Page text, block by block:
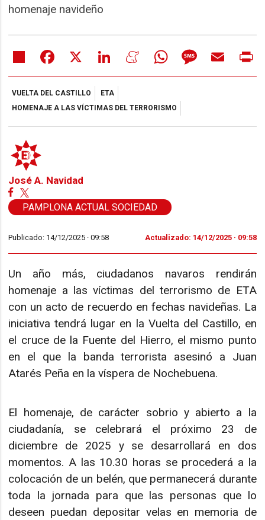
homenaje navideño
Share Facebook LinkedIn MeneameWhatsAppMessageEmail
VUELTA DEL CASTILLO
ETA
HOMENAJE A LAS VÍCTIMAS DEL TERRORISMO
José A. Navidad
PAMPLONA ACTUAL SOCIEDAD
Publicado: 14/12/2025 ·09:58 Actualizado: 14/12/2025 · 09:58
Un año más, ciudadanos navaros rendirán
homenaje a las víctimas del terrorismo de ETA
con un acto de recuerdo en fechas navideñas. La
iniciativa tendrá lugar en la Vuelta del Castillo, en
el cruce de la Fuente del Hierro, el mismo punto
en el que la banda terrorista asesinó a Juan
Atarés Peña en la víspera de Nochebuena.
El homenaje, de carácter sobrio y abierto a la
ciudadanía, se celebrará el próximo 23 de
diciembre de 2025 y se desarrollará en dos
momentos. A las 10.30 horas se procederá a la
colocación de un belén, que permanecerá durante
toda la jornada para que las personas que lo
deseen puedan depositar velas en memoria de